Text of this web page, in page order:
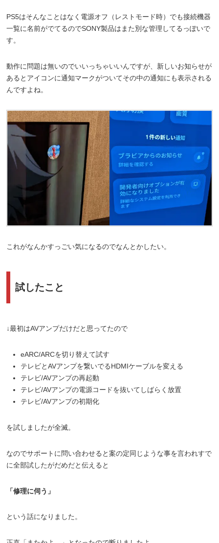
PS5はそんなことはなく電源オフ（レストモード時）でも接続機器
一覧に名前がでてるのでSONY製品はまた別な管理してるっぽいで
す。
動作に問題は無いのでいいっちゃいいんですが、新しいお知らせが
あるとアイコンに通知マークがついてその中の通知にも表示される
んですよね。
これがなんかすっごい気になるのでなんとかしたい。
試したこと
↓最初はAVアンプだけだと思ってたので
eARC/ARCを切り替えて試す
テレビとAVアンプを繋いでるHDMIケーブルを変える
テレビ/AVアンプの再起動
テレビ/AVアンプの電源コードを抜いてしばらく放置
テレビ/AVアンプの初期化
を試しましたが全滅。
なのでサポートに問い合わせると案の定同じような事を言われすで
に全部試したがだめだと伝えると
「修理に伺う」
という話になりました。